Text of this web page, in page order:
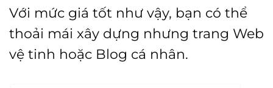
Với mức giá tốt như vậy, bạn có thể
thoải mái xây dựng nhưng trang Web
vệ tinh hoặc Blog cá nhân.